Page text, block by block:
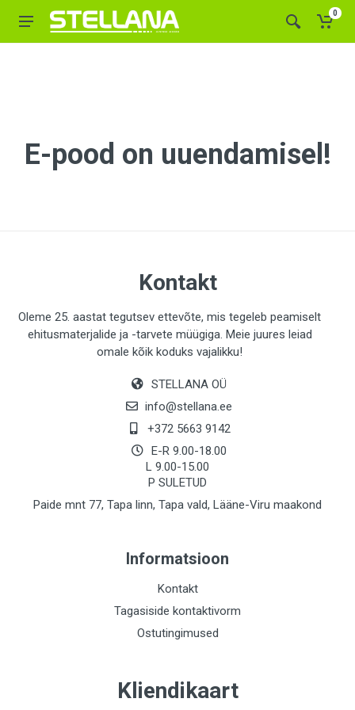
0
E-pood on uuendamisel!
Kontakt
Oleme 25. aastat tegutsev ettevõte, mis tegeleb peamiselt
ehitusmaterjalide ja -tarvete müügiga. Meie juures leiad
omale kõik koduks vajalikku!
STELLANA OÜ
info@stellana.ee
+372 5663 9142
E-R 9.00-18.00
L 9.00-15.00
P SULETUD
Paide mnt 77, Tapa linn, Tapa vald, Lääne-Viru maakond
Informatsioon
Kontakt
Tagasiside kontaktivorm
Ostutingimused
Kliendikaart